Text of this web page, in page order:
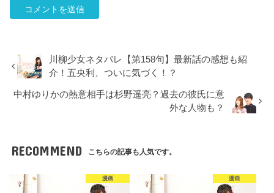
川柳少女ネタバレ【第158句】最新話の感想も紹
介！五央利、ついに気づく！？
中村ゆりかの熱意相手は杉野遥亮？過去の彼氏に意
外な人物も？
RECOMMEND こちらの記事も人気です。
漫画 漫画